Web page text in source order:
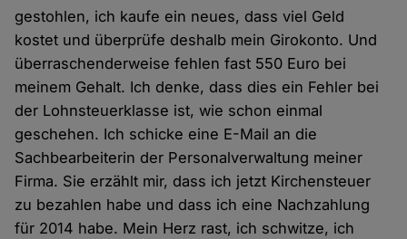
gestohlen, ich kaufe ein neues, dass viel Geld
kostet und überprüfe deshalb mein Girokonto. Und
überraschenderweise fehlen fast 550 Euro bei
meinem Gehalt. Ich denke, dass dies ein Fehler bei
der Lohnsteuerklasse ist, wie schon einmal
geschehen. Ich schicke eine E-Mail an die
Sachbearbeiterin der Personalverwaltung meiner
Firma. Sie erzählt mir, dass ich jetzt Kirchensteuer
zu bezahlen habe und dass ich eine Nachzahlung
für 2014 habe. Mein Herz rast, ich schwitze, ich